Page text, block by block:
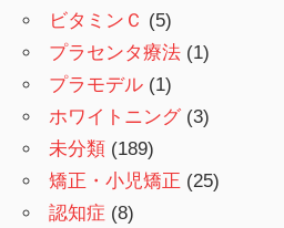
ビタミンＣ (5)
プラセンタ療法 (1)
プラモデル (1)
ホワイトニング(3)
未分類 (189)
矯正・小児矯正 (25)
認知症 (8)